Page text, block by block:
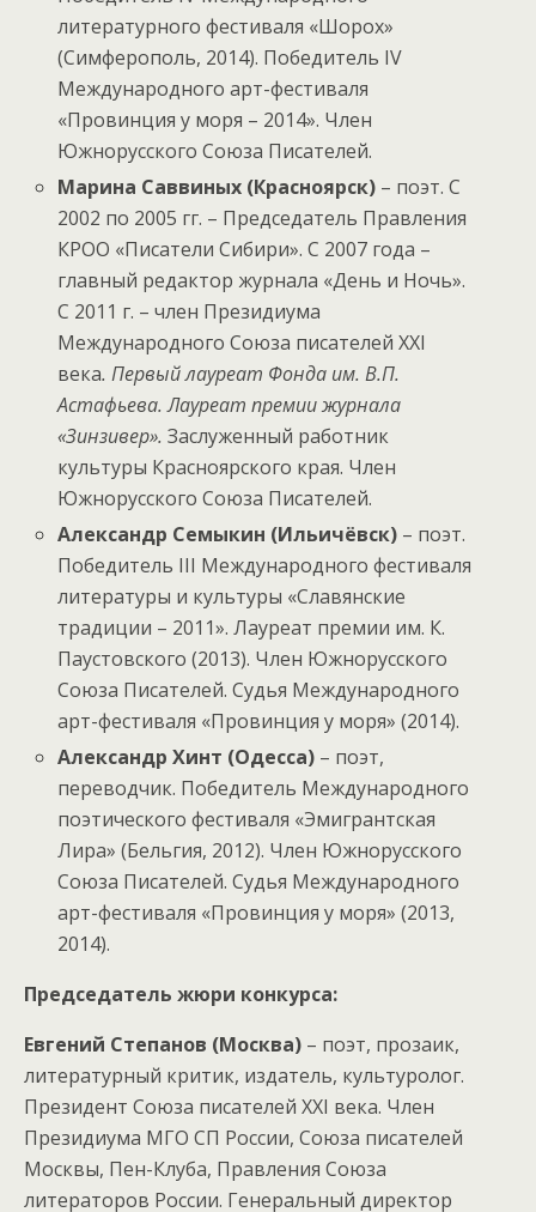
литературного фестиваля «Шорох»
(Симферополь, 2014). Победитель IV
Международного арт-фестиваля
«Провинция у моря – 2014». Член
Южнорусского Союза Писателей.
Марина Саввиных (Красноярск) – поэт. С
2002 по 2005 гг. – Председатель Правления
КРОО «Писатели Сибири». С 2007 года –
главный редактор журнала «День и Ночь».
С 2011 г. – член Президиума
Международного Союза писателей ХХI
века.Первый лауреат Фонда им. В.П.
Астафьева. Лауреат премии журнала
«Зинзивер».Заслуженный работник
культуры Красноярского края. Член
Южнорусского Союза Писателей.
Александр Семыкин (Ильичёвск) – поэт.
Победитель III Международного фестиваля
литературы и культуры «Славянские
традиции – 2011». Лауреат премии им. К.
Паустовского (2013). Член Южнорусского
Союза Писателей. Судья Международного
арт-фестиваля «Провинция у моря» (2014).
Александр Хинт (Одесса) – поэт,
переводчик. Победитель Международного
поэтического фестиваля «Эмигрантская
Лира» (Бельгия, 2012). Член Южнорусского
Союза Писателей. Судья Международного
арт-фестиваля «Провинция у моря» (2013,
2014).
Председатель жюри конкурса:
Евгений Степанов (Москва) – поэт, прозаик,
литературный критик, издатель, культуролог.
Президент Союза писателей ХХI века. Член
Президиума МГО СП России, Союза писателей
Москвы, Пен-Клуба, Правления Союза
литераторов России. Генеральный директор